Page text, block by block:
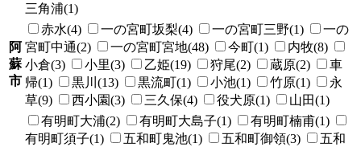
三角浦(1)
阿
蘇
市
赤水(4) 一の宮町坂梨(4) 一の宮町三野(1)
一の
宮町中通(2)
一の宮町宮地(48) 今町(1)
内牧(8)
小倉(3)
小里(3) 乙姫(19) 狩尾(2) 蔵原(2)
車
帰(1)
黒川(13) 黒流町(1) 小池(1) 竹原(1)
永
草(9)
西小園(3) 三久保(4) 役犬原(1) 山田(1)
有明町大浦(2) 有明町大島子(1)
有明町楠甫(1)
有明町須子(1)
五和町鬼池(1) 五和町御領(3)
五和